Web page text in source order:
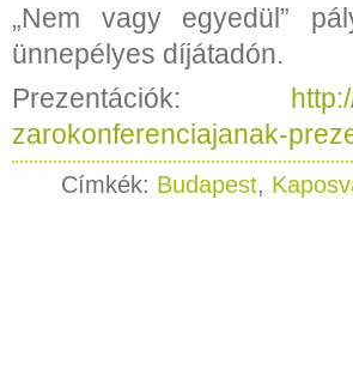
„Nem vagy egyedül”
ünnepélyes díjátadón.
Prezentációk:
zarokonferenciajanak-
Címkék: Budapest,